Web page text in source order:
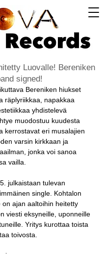
Log In
Luovalle! Bereniken
signed!
Bereniken hiukset
räplyriikkaa, napakkaa
yhdistelevä
muodostuu kuudesta
kerrostavat eri musalajien
varsin kirkkaan ja
jonka voi sanoa
vailla.
julkaistaan tulevan
single. Kohtalon
on ajan aaltoihin heitetty
viesti eksyneille, uponneille
Yritys kurottaa toista
toivosta.